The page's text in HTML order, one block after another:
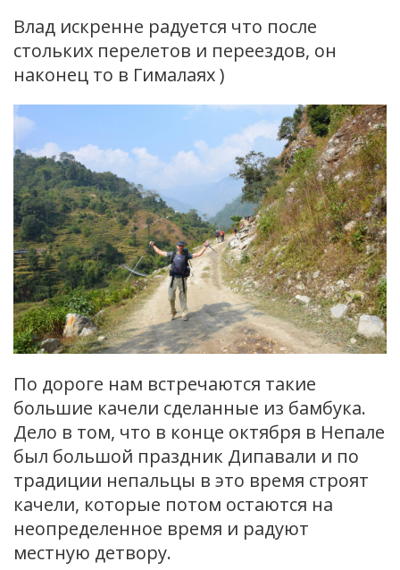
Влад искренне радуется что после
стольких перелетов и переездов, он
наконец то в Гималаях )
По дороге нам встречаются такие
большие качели сделанные из бамбука.
Дело в том, что в конце октября в Непале
был большой праздник Дипавали и по
традиции непальцы в это время строят
качели, которые потом остаются на
неопределенное время и радуют
местную детвору.